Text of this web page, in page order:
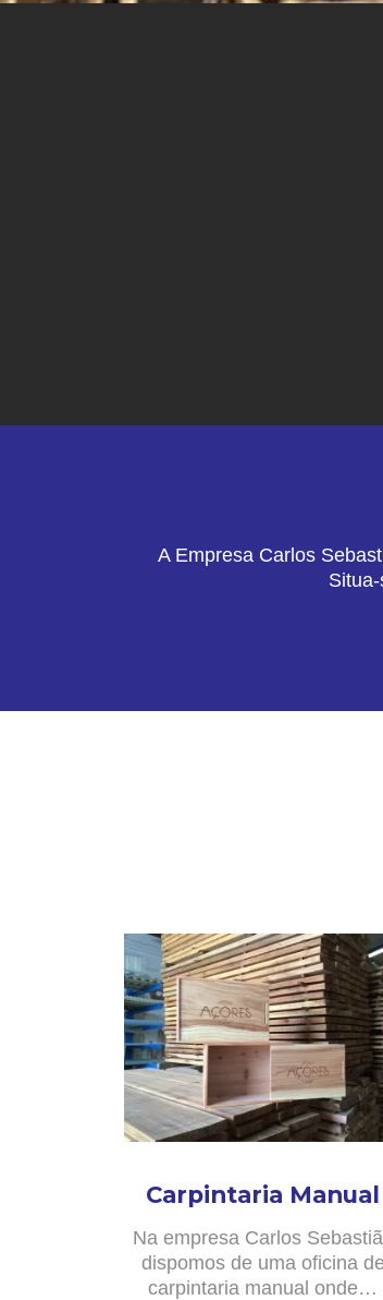
A Empresa Carlos
Carpintaria Manual
Na empresa Carlos
dispomos de uma oficina de
carpintaria manual onde…